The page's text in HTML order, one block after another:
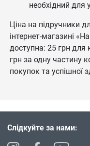
необхідний для
Ціна на підручники
інтернет-магазині
доступна: 25 грн для
грн за одну частину
покупок та успішної
Слідкуйте за нами: